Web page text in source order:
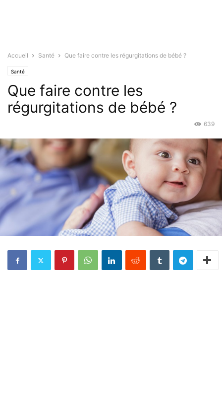
Accueil Santé Que faire contre les régurgitations de bébé ?
Santé
Que faire contre les
régurgitations de bébé ?
639